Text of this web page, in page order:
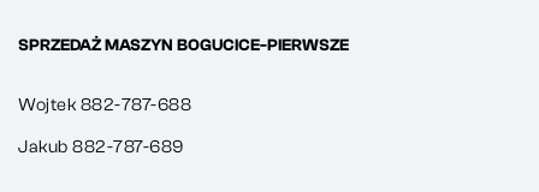
SPRZEDAŻ MASZYN BOGUCICE-PIERWSZE
Wojtek 882-787-688
Jakub 882-787-689